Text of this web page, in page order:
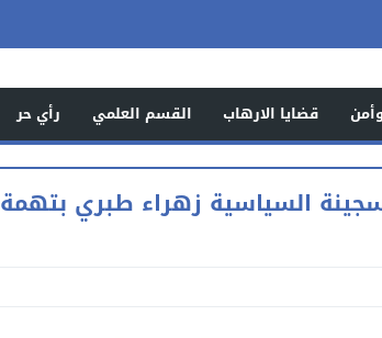
قضايا الارهاب القسم العلمي رأي حر
السياسية زهراء طبري بتهمة